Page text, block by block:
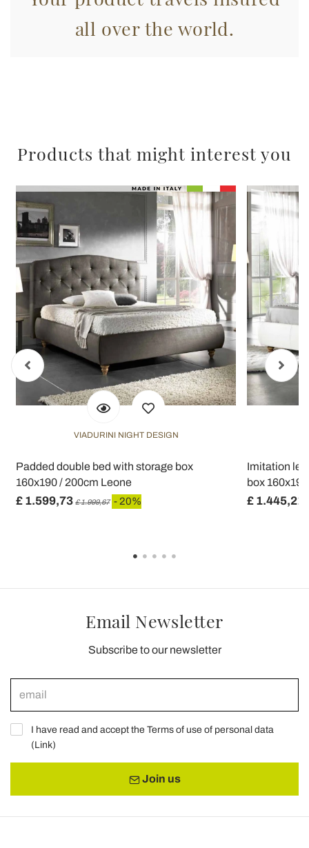
all over the world.
Products that might interest you
VIADURINI NIGHT DESIGN
Padded double bed with storage box
160x190 / 200cm Leone
£ 1.599,73 £ 1.999,67 - 20%
Imitation
box
£ 1.445,21
Email Newsletter
Subscribe to our newsletter
I have read and accept the Terms of use of personal data
(Link)
Join us